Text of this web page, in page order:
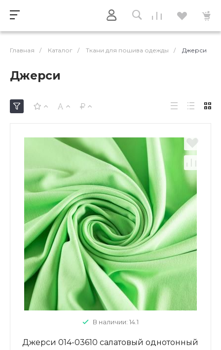
Главная / Каталог / Ткани для пошива одежды / Джерси
Джерси
В наличии: 14.1
Джерси 014-03610 салатовый однотонный